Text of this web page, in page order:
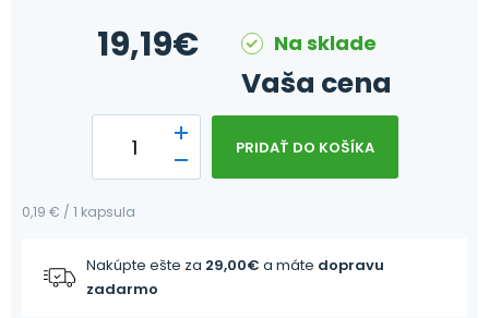
19,19€ Na sklade
Vaša cena
PRIDAŤ DO KOŠÍKA
0,19 € / 1 kapsula
Nakúpte ešte za 29,00€ a máte dopravu
zadarmo